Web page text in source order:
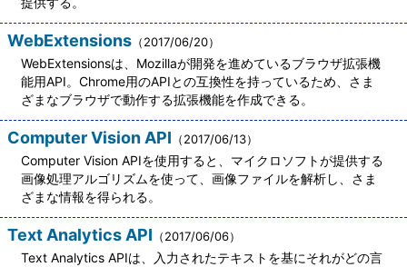
WebExtensions （2017/06/20）
WebExtensionsは、Mozillaが開発を進めているブラウザ拡張機
能用API。Chrome用のAPIとの互換性を持っているため、さま
ざまなブラウザで動作する拡張機能を作成できる。
Computer Vision API （2017/06/13）
Computer Vision APIを使用すると、マイクロソフトが提供する
画像処理アルゴリズムを使って、画像ファイルを解析し、さま
ざまな情報を得られる。
Text Analytics API （2017/06/06）
Text Analytics APIは、入力されたテキストを基にそれがどの言